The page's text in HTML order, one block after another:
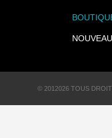
© 2012026 TOUS